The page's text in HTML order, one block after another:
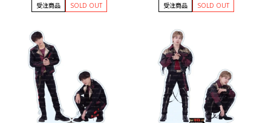
受注商品 SOLD OUT 受注商品 SOLD OUT